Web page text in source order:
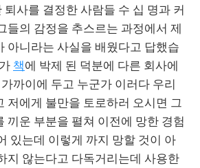
사를 결정한 사람들 수 십 명과 커
들의 감정을 추스르는 과정에서 제
아니라는 사실을 배웠다고 답했습
책에 박제 된 덕분에 다른 회사에
까이에 두고 누군가 이러다 우리
저에게 불만을 토로하러 오시면 그
끼운 부분을 펼쳐 이전에 망한 경험
있는데 이렇게 까지 망할 것이 아
지 않는다고 다독거리는데 사용한